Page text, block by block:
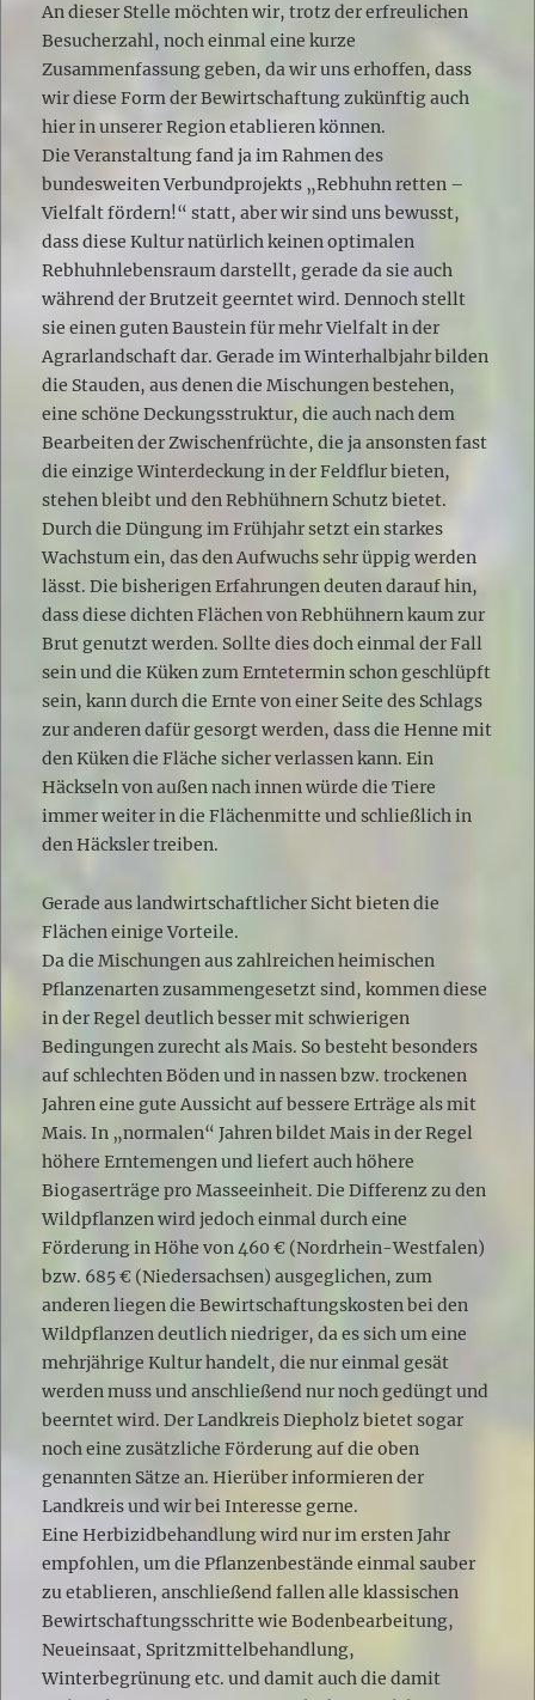
An dieser Stelle möchten wir, trotz der erfreulichen
Besucherzahl, noch einmal eine kurze
Zusammenfassung geben, da wir uns erhoffen, dass
wir diese Form der Bewirtschaftung zukünftig auch
hier in unserer Region etablieren können.
Die Veranstaltung fand ja im Rahmen des
bundesweiten Verbundprojekts „Rebhuhn retten –
Vielfalt fördern!“ statt, aber wir sind uns bewusst,
dass diese Kultur natürlich keinen optimalen
Rebhuhnlebensraum darstellt, gerade da sie auch
während der Brutzeit geerntet wird. Dennoch stellt
sie einen guten Baustein für mehr Vielfalt in der
Agrarlandschaft dar. Gerade im Winterhalbjahr bilden
die Stauden, aus denen die Mischungen bestehen,
eine schöne Deckungsstruktur, die auch nach dem
Bearbeiten der Zwischenfrüchte, die ja ansonsten fast
die einzige Winterdeckung in der Feldflur bieten,
stehen bleibt und den Rebhühnern Schutz bietet.
Durch die Düngung im Frühjahr setzt ein starkes
Wachstum ein, das den Aufwuchs sehr üppig werden
lässt. Die bisherigen Erfahrungen deuten darauf hin,
dass diese dichten Flächen von Rebhühnern kaum zur
Brut genutzt werden. Sollte dies doch einmal der Fall
sein und die Küken zum Erntetermin schon geschlüpft
sein, kann durch die Ernte von einer Seite des Schlags
zur anderen dafür gesorgt werden, dass die Henne mit
den Küken die Fläche sicher verlassen kann. Ein
Häckseln von außen nach innen würde die Tiere
immer weiter in die Flächenmitte und schließlich in
den Häcksler treiben.
Gerade aus landwirtschaftlicher Sicht bieten die
Flächen einige Vorteile.
Da die Mischungen aus zahlreichen heimischen
Pflanzenarten zusammengesetzt sind, kommen diese
in der Regel deutlich besser mit schwierigen
Bedingungen zurecht als Mais. So besteht besonders
auf schlechten Böden und in nassen bzw. trockenen
Jahren eine gute Aussicht auf bessere Erträge als mit
Mais. In „normalen“ Jahren bildet Mais in der Regel
höhere Erntemengen und liefert auch höhere
Biogaserträge pro Masseeinheit. Die Differenz zu den
Wildpflanzen wird jedoch einmal durch eine
Förderung in Höhe von 460 € (Nordrhein-Westfalen)
bzw. 685 € (Niedersachsen) ausgeglichen, zum
anderen liegen die Bewirtschaftungskosten bei den
Wildpflanzen deutlich niedriger, da es sich um eine
mehrjährige Kultur handelt, die nur einmal gesät
werden muss und anschließend nur noch gedüngt und
beerntet wird. Der Landkreis Diepholz bietet sogar
noch eine zusätzliche Förderung auf die oben
genannten Sätze an. Hierüber informieren der
Landkreis und wir bei Interesse gerne.
Eine Herbizidbehandlung wird nur im ersten Jahr
empfohlen, um die Pflanzenbestände einmal sauber
zu etablieren, anschließend fallen alle klassischen
Bewirtschaftungsschritte wie Bodenbearbeitung,
Neueinsaat, Spritzmittelbehandlung,
Winterbegrünung etc. und damit auch die damit